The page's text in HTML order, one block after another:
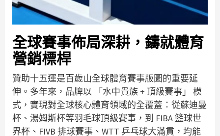
全球賽事佈局深耕，鑄就體育
營銷標桿
贊助十五運是百歲山全球體育賽事版圖的重要延
伸。多年來，品牌以 「水中貴族 + 頂級賽事」 模
式，實現對全球核心體育領域的全覆蓋：從蘇迪曼
杯、湯姆斯杯等羽毛球頂級賽事，到 FIBA 籃球世
界杯、FIVB 排球賽事、WTT 乒乓球大滿貫，均能